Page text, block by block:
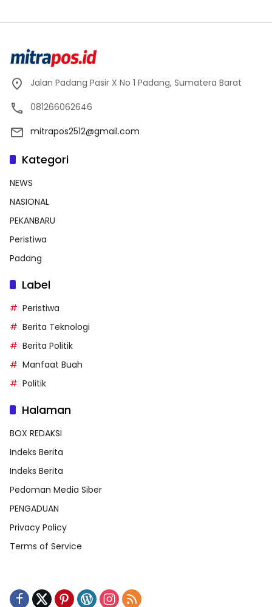
Jalan Padang Pasir X No 1 Padang, Sumatera Barat
081266062646
mitrapos2512@gmail.com
Kategori
NEWS
NASIONAL
PEKANBARU
Peristiwa
Padang
Label
Peristiwa
Berita Teknologi
Berita Politik
Manfaat Buah
Politik
Halaman
BOX REDAKSI
Indeks Berita
Indeks Berita
Pedoman Media Siber
PENGADUAN
Privacy Policy
Terms of Service